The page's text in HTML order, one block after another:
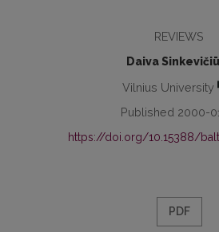
REVIEWS
Daiva
Vilnius University
Published 2000-
https://doi.org/10.15388/
PDF